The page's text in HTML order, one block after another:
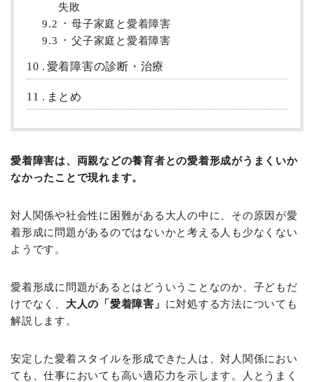
失敗
9.2
母子家庭と愛着障害
9.3
父子家庭と愛着障害
10 愛着障害の診断・治療
11 まとめ
愛着障害は、両親などの養育者との愛着形成がうまくいか
なかったことで現れます。
対人関係や社会性に困難がある大人の中に、その原因が愛
着形成に問題があるのではないかと考える人も少なくない
ようです。
愛着形成に問題があるとはどういうことなのか、子どもだ
けでなく、 大人の「愛着障害」 に対処する方法についても
解説します。
安定した愛着スタイルを形成できた人は、対人関係におい
ても、仕事においても高い適応力を示します。人とうまく